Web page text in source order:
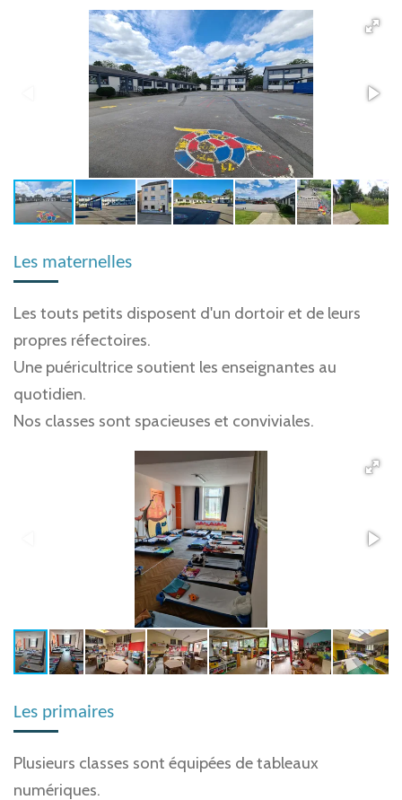
Les maternelles
Les touts petits disposent d'un dortoir et de leurs
propres réfectoires.
Une puéricultrice soutient les enseignantes au
quotidien.
Nos classes sont spacieuses et conviviales.
Les primaires
Plusieurs classes sont équipées de tableaux
numériques.